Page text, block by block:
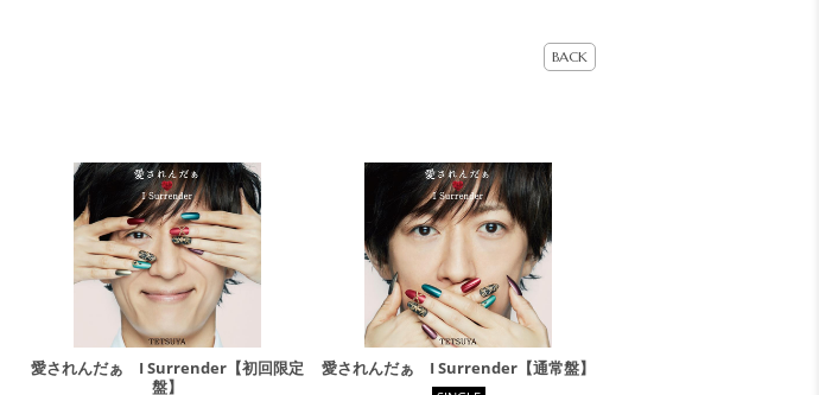
BACK
愛されんだぁ I Surrender【初回限定
盤】
愛されんだぁ I Surrender【通常盤】